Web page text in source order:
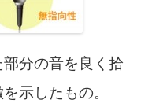
分の音を良く拾
示したもの。